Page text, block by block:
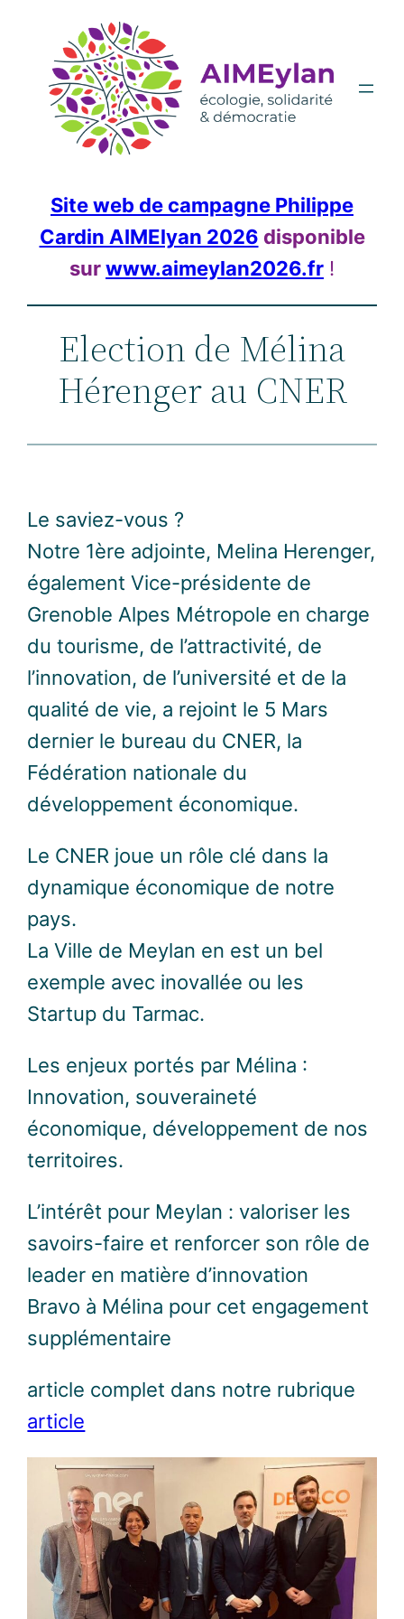
contenu
Site web de campagne Philippe
Cardin AIMElyan 2026 disponible
surwww.aimeylan2026.fr !
Election de Mélina
Hérenger au CNER
Le saviez-vous ?
Notre 1ère adjointe, Melina Herenger,
également Vice-présidente de
Grenoble Alpes Métropole en charge
du tourisme, de l’attractivité, de
l’innovation, de l’université et de la
qualité de vie, a rejoint le 5 Mars
dernier le bureau du CNER, la
Fédération nationale du
développement économique.
Le CNER joue un rôle clé dans la
dynamique économique de notre
pays.
La Ville de Meylan en est un bel
exemple avec inovallée ou les
Startup du Tarmac.
Les enjeux portés par Mélina :
Innovation, souveraineté
économique, développement de nos
territoires.
L’intérêt pour Meylan : valoriser les
savoirs-faire et renforcer son rôle de
leader en matière d’innovation
Bravo à Mélina pour cet engagement
supplémentaire
article complet dans notre rubrique
article